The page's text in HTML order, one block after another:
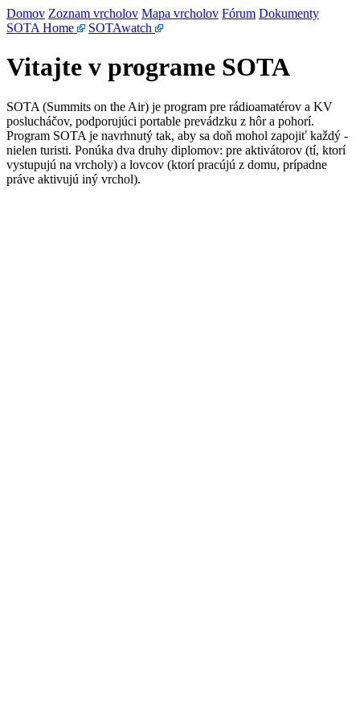
Domov Zoznam vrcholov Mapa vrcholov Fórum Dokumenty
SOTA Home
SOTAwatch
Vitajte v programe SOTA
SOTA (Summits on the Air) je program pre rádioamatérov a KV
poslucháčov, podporujúci portable prevádzku z hôr a pohorí.
Program SOTA je navrhnutý tak, aby sa doň mohol zapojiť každý -
nielen turisti. Ponúka dva druhy diplomov: pre aktivátorov (tí, ktorí
vystupujú na vrcholy) a lovcov (ktorí pracújú z domu, prípadne
práve aktivujú iný vrchol).